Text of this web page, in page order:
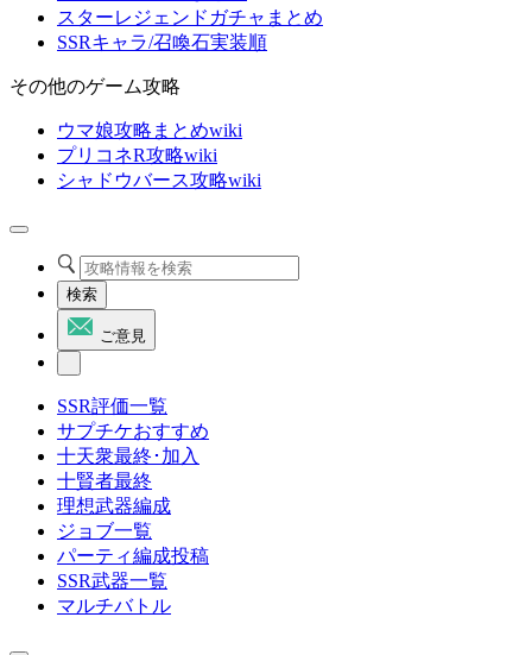
スターレジェンドガチャまとめ
SSRキャラ/召喚石実装順
その他のゲーム攻略
ウマ娘攻略まとめwiki
プリコネR攻略wiki
シャドウバース攻略wiki
検索
ご意見
SSR評価一覧
サプチケおすすめ
十天衆最終･加入
十賢者最終
理想武器編成
ジョブ一覧
パーティ編成投稿
SSR武器一覧
マルチバトル